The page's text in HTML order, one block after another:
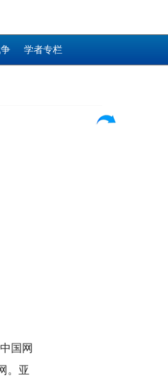
学者专栏
国网
。亚